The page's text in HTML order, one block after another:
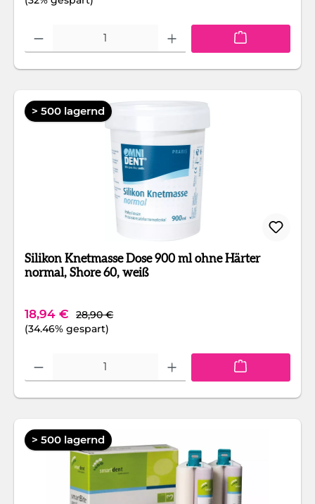
Produkt Anzahl: Gib den gewünschten Wert ein oder benutze die
> 500 lagernd
Silikon Knetmasse Dose 900 ml ohne Härter
normal, Shore 60, weiß
Verkaufspreis:
18,94 € Regulärer Preis:
28,90 €
(34.46% gespart)
Produkt Anzahl: Gib den gewünschten Wert ein oder benutze die
> 500 lagernd